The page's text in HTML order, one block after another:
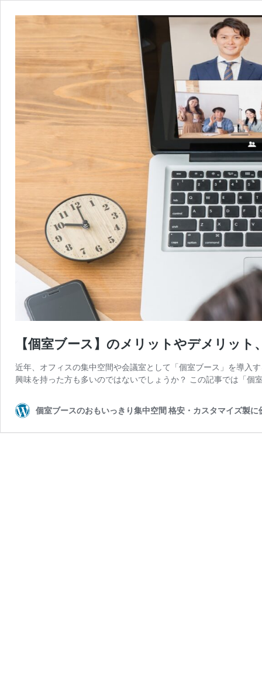
【個室ブース】のメリットやデメリッ
近年、オフィスの集中空間や会議室として「個室ブース」を導入
興味を持った方も多いのではないでしょうか？ この記事では「
個室ブースのおもいっきり集中空間 格安・カスタマイズ製に